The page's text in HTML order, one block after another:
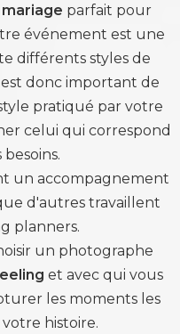
parfait pour
événement est une
différents styles de
donc important de
pratiqué par votre
celui qui correspond
besoins.
un accompagnement
d'autres travaillent
planners.
un photographe
et avec qui vous
les moments les
histoire.